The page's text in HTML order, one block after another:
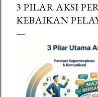
3 PILAR AKSI
KEBAIKAN